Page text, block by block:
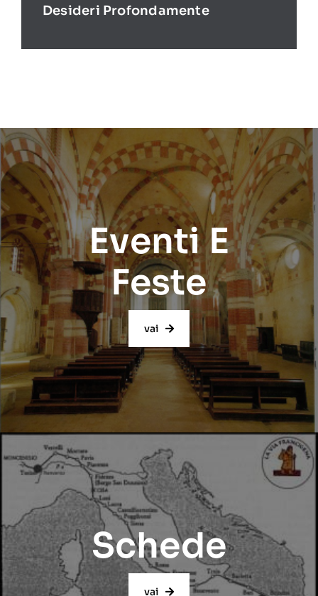
Desideri Profondamente
Eventi E
Feste
vai
Schede
vai